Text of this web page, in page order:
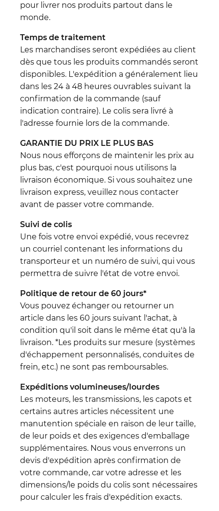
pour livrer nos produits partout dans le
monde.
Temps de traitement
Les marchandises seront expédiées au client
dès que tous les produits commandés seront
disponibles. L'expédition a généralement lieu
dans les 24 à 48 heures ouvrables suivant la
confirmation de la commande (sauf
indication contraire). Le colis sera livré à
l'adresse fournie lors de la commande.
GARANTIE DU PRIX LE PLUS BAS
Nous nous efforçons de maintenir les prix au
plus bas, c'est pourquoi nous utilisons la
livraison économique. Si vous souhaitez une
livraison express, veuillez nous contacter
avant de passer votre commande.
Suivi de colis
Une fois votre envoi expédié, vous recevrez
un courriel contenant les informations du
transporteur et un numéro de suivi, qui vous
permettra de suivre l'état de votre envoi.
Politique de retour de 60 jours*
Vous pouvez échanger ou retourner un
article dans les 60 jours suivant l'achat, à
condition qu'il soit dans le même état qu'à la
livraison. *Les produits sur mesure (systèmes
d'échappement personnalisés, conduites de
frein, etc.) ne sont pas remboursables.
Expéditions volumineuses/lourdes
Les moteurs, les transmissions, les capots et
certains autres articles nécessitent une
manutention spéciale en raison de leur taille,
de leur poids et des exigences d'emballage
supplémentaires. Nous vous enverrons un
devis d'expédition après confirmation de
votre commande, car votre adresse et les
dimensions/le poids du colis sont nécessaires
pour calculer les frais d'expédition exacts.